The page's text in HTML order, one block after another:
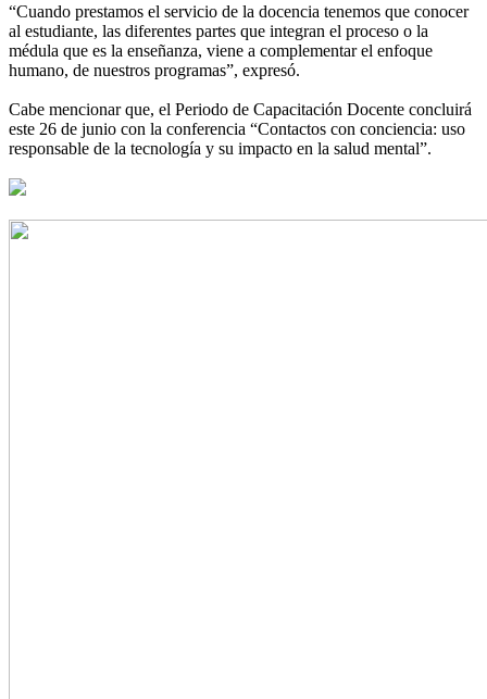
“Cuando prestamos el servicio de la docencia tenemos que conocer
al estudiante, las diferentes partes que integran el proceso o la
médula que es la enseñanza, viene a complementar el enfoque
humano, de nuestros programas”, expresó.
Cabe mencionar que, el Periodo de Capacitación Docente concluirá
este 26 de junio con la conferencia “Contactos con conciencia: uso
responsable de la tecnología y su impacto en la salud mental”.